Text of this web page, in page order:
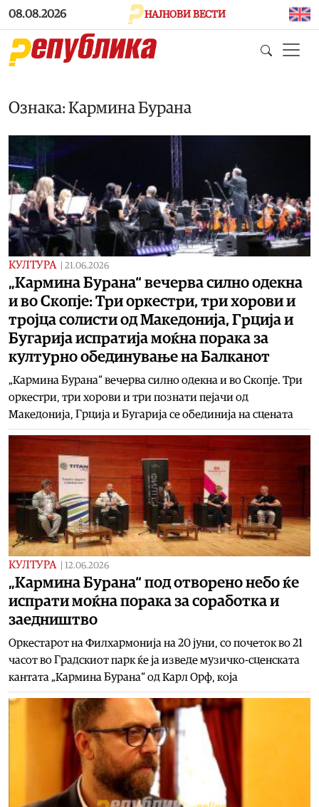
Skip to main content
08.08.2026 НАЈНОВИ ВЕСТИ
Ознака: Кармина Бурана
КУЛТУРА 21.06.2026
„Кармина Бурана“ вечерва силно одекна
и во Скопје: Три оркестри, три хорови и
тројца солисти од Македонија, Грција и
Бугарија испратија моќна порака за
културно обединување на Балканот
„Кармина Бурана“ вечерва силно одекна и во Скопје. Три
оркестри, три хорови и три познати пејачи од
Македонија, Грција и Бугарија се обединија на сцената
КУЛТУРА 12.06.2026
„Кармина Бурана“ под отворено небо ќе
испрати моќна порака за соработка и
заедништво
Оркестарот на Филхармонија на 20 јуни, со почеток во 21
часот во Градскиот парк ќе ја изведе музичко-сценската
кантата „Кармина Бурана“ од Карл Орф, која